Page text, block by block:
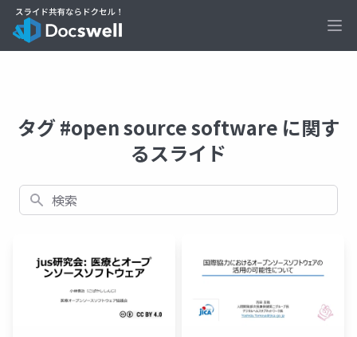
タグ #open source software に関す
るスライド
検索